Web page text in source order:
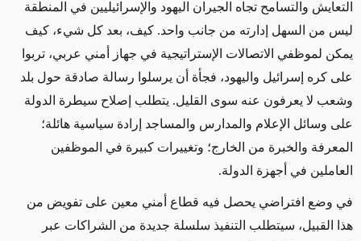
التعايش والتسامح تجاه الجيران اليهود والإسرائيليين في المنطقة
ليس من السهل إدارته من جانب واحد. كيف، بعد كل شيء، كيف
يمكن لموظفي الاتصالات الإستراتيجية في جهاز أمني عربي، تربوا
على كره إسرائيل واليهود، فجأة أن يرسلوا رسالة صادقة حول بلد
وشعب لا يعرفون عنه سوى القليل. يتطلب إصلاح سيطرة الدولة
على وسائل الإعلام والمدارس والمساجد إرادة سياسية هائلة؛
المعرفة والخبرة من الخارج؛ وتغييرات كبيرة في الموظفين
العاملين في أجهزة الدولة.
في وضع افتراضي يحصل فيه قطاع أمني معين على تفويض من
هذا القبيل، سيتطلب التنفيذ سلسلة جديدة من الشراكات عبر